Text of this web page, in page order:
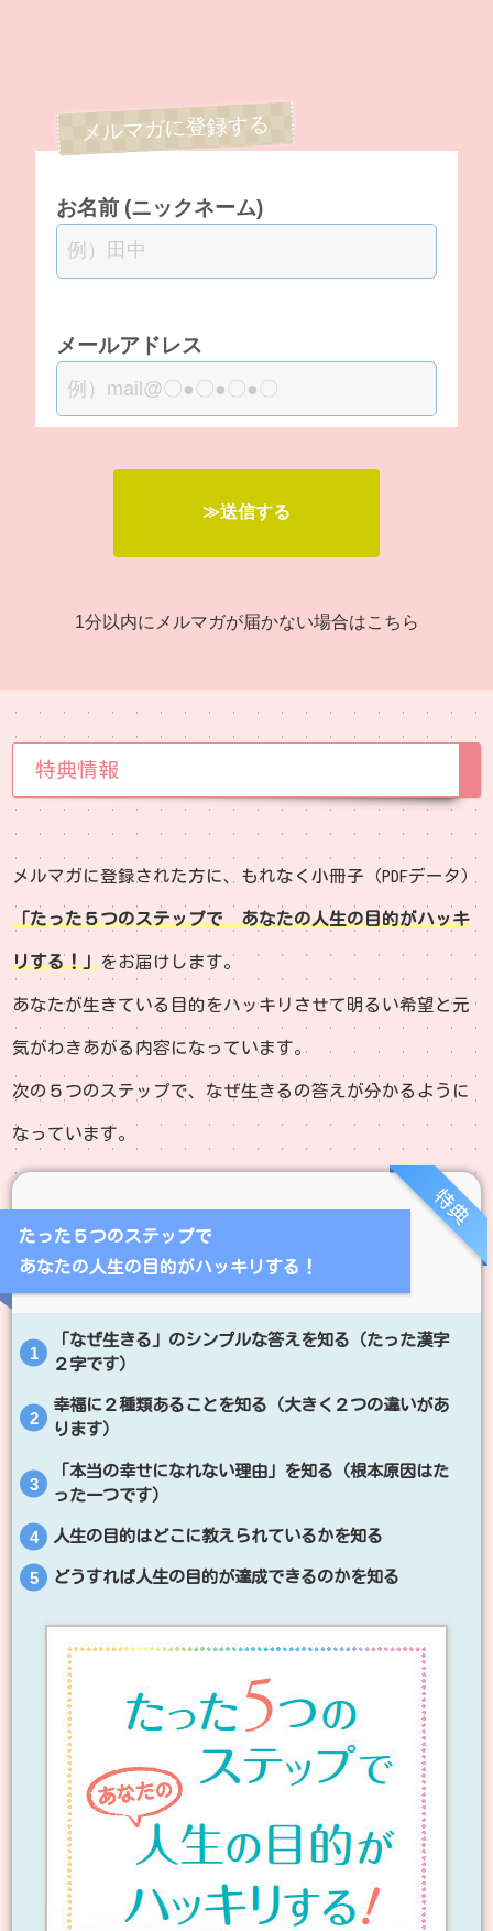
お名前 (ニックネーム)
メールアドレス
1分以内にメルマガが届かない場合は こちら
特典情報
メルマガに登録された方に、もれなく小冊子（PDFデータ）
「たった５つのステップで あなたの人生の目的がハッキ
リする！」 をお届けします。
あなたが生きている目的をハッキリさせて明るい希望と元
気がわきあがる内容になっています。
次の５つのステップで、なぜ生きるの答えが分かるように
なっています。
たった５つのステップで
あなたの人生の目的がハッキリする！
特典
「なぜ生きる」のシンプルな答えを知る（たった漢字
２字です）
幸福に２種類あることを知る（大きく２つの違いがあ
ります）
「本当の幸せになれない理由」を知る（根本原因はた
った一つです）
人生の目的はどこに教えられているかを知る
どうすれば人生の目的が達成できるのかを知る